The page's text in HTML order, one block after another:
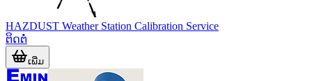
HAZDUST Weather Station Calibration Service
ຕິດຕໍ່
ເພີ່ມ